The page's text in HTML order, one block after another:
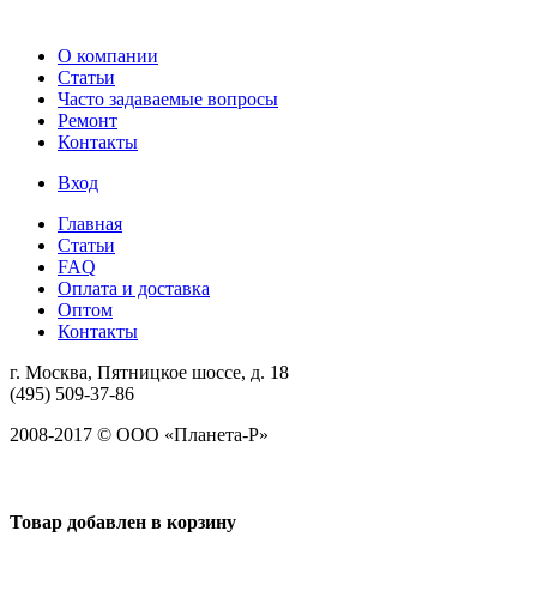
О компании
Статьи
Часто задаваемые вопросы
Ремонт
Контакты
Вход
Главная
Статьи
FAQ
Оплата и доставка
Оптом
Контакты
г. Москва, Пятницкое шоссе, д. 18
(495) 509-37-86
2008-2017 © ООО «Планета-Р»
Товар добавлен в корзину